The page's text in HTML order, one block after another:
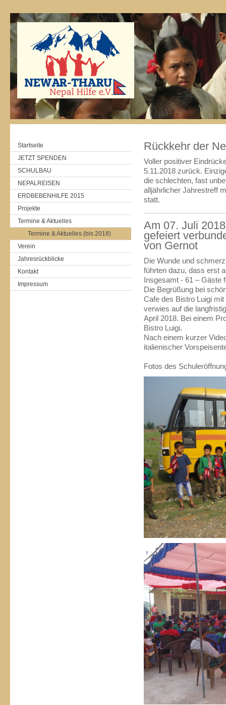
Startseite
JETZT SPENDEN
SCHULBAU
NEPALREISEN
ERDBEBENHILFE 2015
Projekte
Termine & Aktuelles
Termine & Aktuelles (bis 2018)
Verein
Jahresrückblicke
Kontakt
Impressum
Rückkehr der
Voller positiver
5.11.2018 zurück.
die schlechten, fast
alljährlicher Jahrestreff
statt.
Am 07. Juli
gefeiert
von Gernot
Die Wunde und
führten dazu, dass erst
Insgesamt - 61 – Gäste
Die Begrüßung bei
Cafe des Bistro Luigi
verwies auf die
April 2018. Bei einem
Bistro Luigi.
Nach einem kurzer
italienischer
Fotos des